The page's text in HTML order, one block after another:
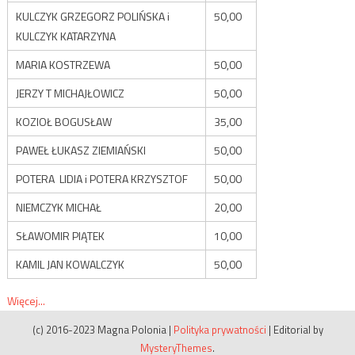
KULCZYK GRZEGORZ POLIŃSKA i
KULCZYK KATARZYNA
50,00
MARIA KOSTRZEWA
50,00
JERZY T MICHAJŁOWICZ
50,00
KOZIOŁ BOGUSŁAW
35,00
PAWEŁ ŁUKASZ ZIEMIAŃSKI
50,00
POTERA LIDIA i POTERA KRZYSZTOF
50,00
NIEMCZYK MICHAŁ
20,00
SŁAWOMIR PIĄTEK
10,00
KAMIL JAN KOWALCZYK
50,00
Więcej...
(c) 2016-2023 Magna Polonia | Polityka prywatności | Editorial by
MysteryThemes.